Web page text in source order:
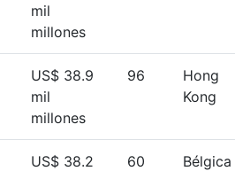
mil
millones
US$ 38.9
mil
millones
96
Hong
Kong
US$ 38.2
60 Bélgica